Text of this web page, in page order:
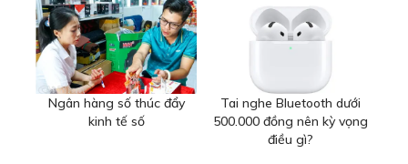
Ngân hàng số thúc đẩy
kinh tế số
Tai nghe Bluetooth dưới
500.000 đồng nên kỳ vọng
điều gì?